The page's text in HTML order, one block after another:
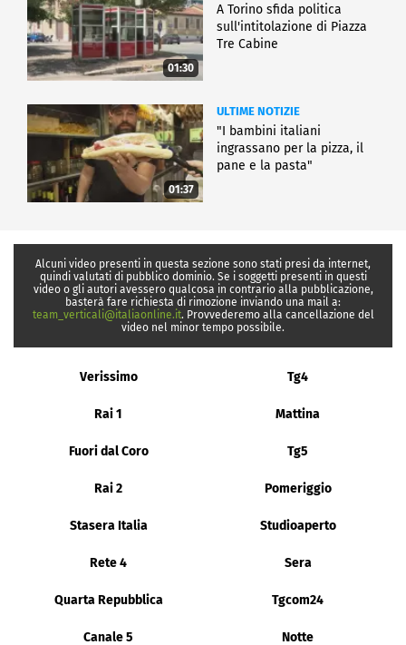
01:30
A Torino sfida politica
sull'intitolazione di Piazza
Tre Cabine
01:37
ULTIME NOTIZIE
"I bambini italiani
ingrassano per la pizza, il
pane e la pasta"
Alcuni video presenti in questa sezione sono stati presi da internet,
quindi valutati di pubblico dominio. Se i soggetti presenti in questi
video o gli autori avessero qualcosa in contrario alla pubblicazione,
basterà fare richiesta di rimozione inviando una mail a:
team_verticali@italiaonline.it. Provvederemo alla cancellazione del
video nel minor tempo possibile.
Verissimo Tg4
Rai 1 Mattina
Fuori dal Coro Tg5
Rai 2 Pomeriggio
Stasera Italia Studioaperto
Rete 4 Sera
Quarta Repubblica Tgcom24
Canale 5 Notte